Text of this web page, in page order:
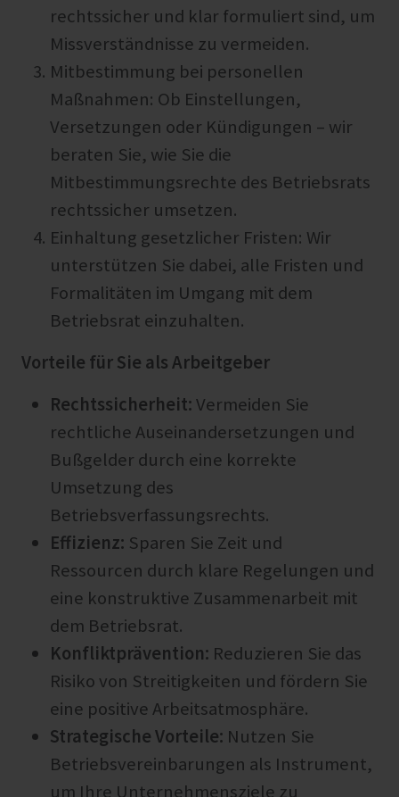
rechtssicher und klar formuliert sind, um
Missverständnisse zu vermeiden.
Mitbestimmung bei personellen
Maßnahmen: Ob Einstellungen,
Versetzungen oder Kündigungen – wir
beraten Sie, wie Sie die
Mitbestimmungsrechte des Betriebsrats
rechtssicher umsetzen.
Einhaltung gesetzlicher Fristen: Wir
unterstützen Sie dabei, alle Fristen und
Formalitäten im Umgang mit dem
Betriebsrat einzuhalten.
Vorteile für Sie als Arbeitgeber
Rechtssicherheit:Vermeiden Sie
rechtliche Auseinandersetzungen und
Bußgelder durch eine korrekte
Umsetzung des
Betriebsverfassungsrechts.
Effizienz: Sparen Sie Zeit und
Ressourcen durch klare Regelungen und
eine konstruktive Zusammenarbeit mit
dem Betriebsrat.
Konfliktprävention: Reduzieren Sie das
Risiko von Streitigkeiten und fördern Sie
eine positive Arbeitsatmosphäre.
Strategische Vorteile: Nutzen Sie
Betriebsvereinbarungen als Instrument,
um Ihre Unternehmensziele zu